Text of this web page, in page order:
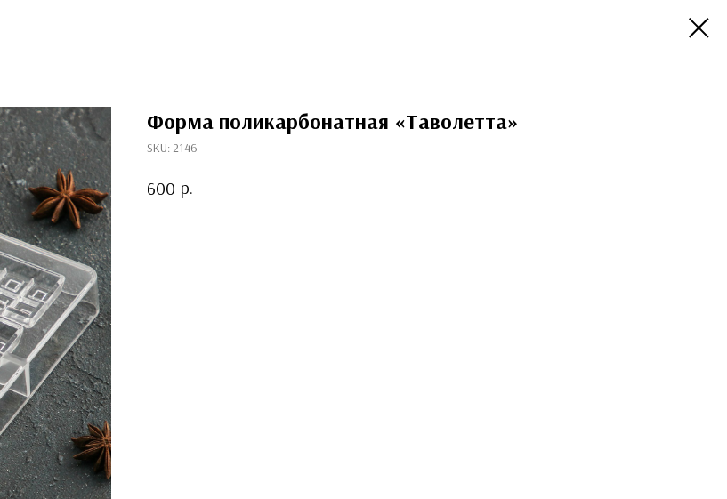
Форма поликарбонатная «Таволетта»
SKU: 2146
600 р.